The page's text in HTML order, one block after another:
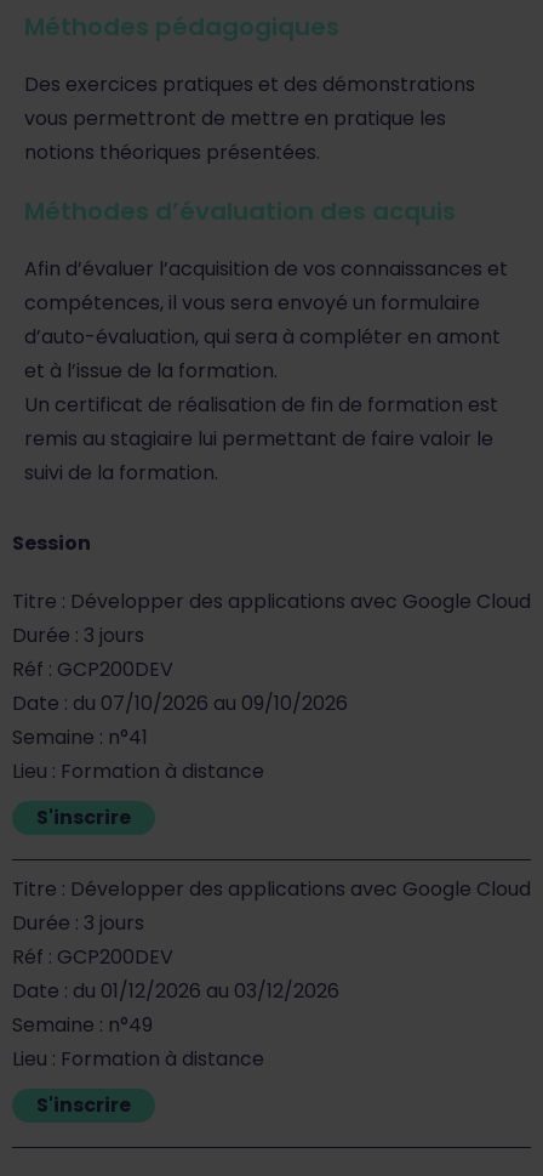
Méthodes pédagogiques
Des exercices pratiques et des démonstrations
vous permettront de mettre en pratique les
notions théoriques présentées.
Méthodes d’évaluation des acquis
Afin d’évaluer l’acquisition de vos connaissances et
compétences, il vous sera envoyé un formulaire
d’auto-évaluation, qui sera à compléter en amont
et à l’issue de la formation.
Un certificat de réalisation de fin de formation est
remis au stagiaire lui permettant de faire valoir le
suivi de la formation.
Session
Titre : Développer des applications avec Google Cloud
Durée : 3 jours
Réf : GCP200DEV
Date : du 07/10/2026 au 09/10/2026
Semaine : n°41
Lieu : Formation à distance
S'inscrire
Titre : Développer des applications avec Google Cloud
Durée : 3 jours
Réf : GCP200DEV
Date : du 01/12/2026 au 03/12/2026
Semaine : n°49
Lieu : Formation à distance
S'inscrire